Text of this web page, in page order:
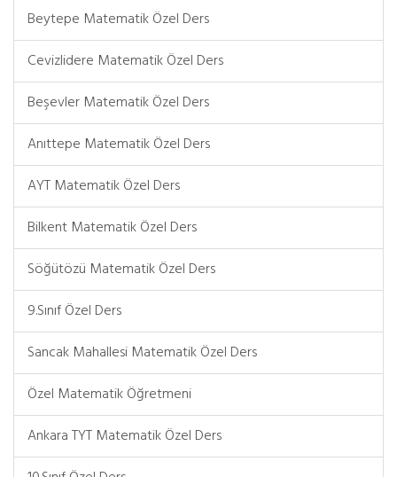
Beytepe Matematik Özel Ders
Cevizlidere Matematik Özel Ders
Beşevler Matematik Özel Ders
Anıttepe Matematik Özel Ders
AYT Matematik Özel Ders
Bilkent Matematik Özel Ders
Söğütözü Matematik Özel Ders
9.Sınıf Özel Ders
Sancak Mahallesi Matematik Özel Ders
Özel Matematik Öğretmeni
Ankara TYT Matematik Özel Ders